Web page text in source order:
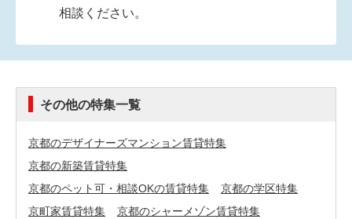
相談ください。
その他の特集一覧
京都のデザイナーズマンション賃貸特集
京都の新築賃貸特集
京都のペット可・相談OKの賃貸特集
京都の学区特集
京町家賃貸特集
京都のシャーメゾン賃貸特集